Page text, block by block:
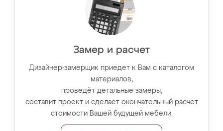
Замер и расчет
Дизайнер-замерщик приедет к Вам с каталогом
материалов,
проведёт детальные замеры,
составит проект и сделает окончательный расчёт
стоимости Вашей будущей мебели.